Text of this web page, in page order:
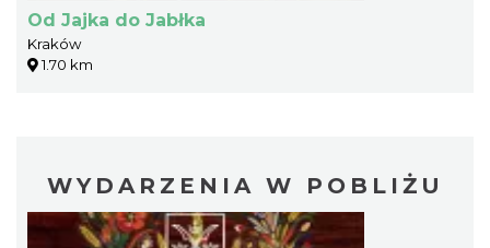
Od Jajka do Jabłka
Kraków
1.70 km
WYDARZENIA W POBLIŻU